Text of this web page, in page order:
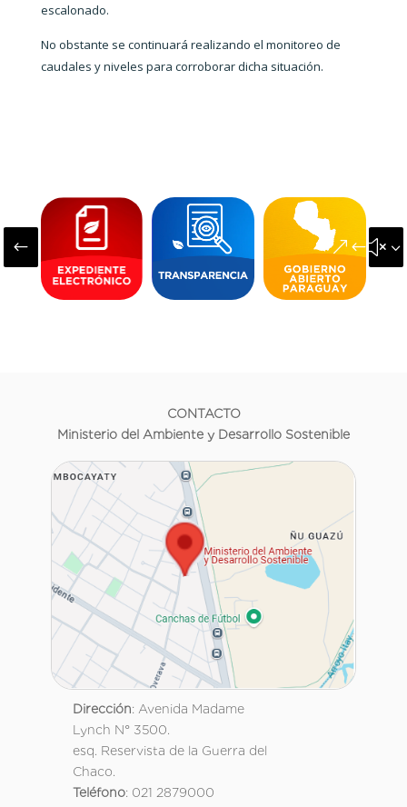
escalonado.
No obstante se continuará realizando el monitoreo de
caudales y niveles para corroborar dicha situación.
#
CONTACTO
Ministerio del Ambiente y Desarrollo Sostenible
Dirección: Avenida Madame
Lynch N° 3500.
esq. Reservista de la Guerra del
Chaco.
Teléfono: 021 2879000